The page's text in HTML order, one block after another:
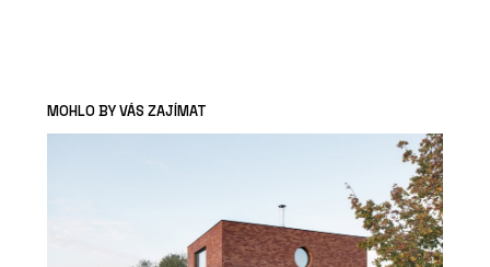
MOHLO BY VÁS ZAJÍMAT